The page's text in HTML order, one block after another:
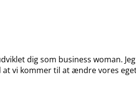
dig som business woman.
vi kommer til at ændre vores